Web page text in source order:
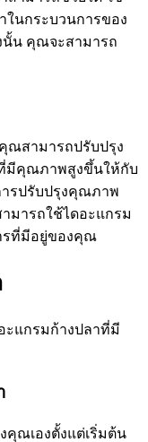
นกระบวนการของ
น คุณจะสามารถ
ณสามารถปรับปรุง
มีคุณภาพสูงขึ้นให้กับ
รปรับปรุงคุณภาพ
ารถใช้ไดอะแกรม
รที่มีอยู่ของคุณ
ะแกรมก้างปลาที่มี
คุณเองตั้งแต่เริ่มต้น